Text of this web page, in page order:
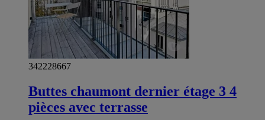
342228667
Buttes chaumont dernier étage 3 4
pièces avec terrasse